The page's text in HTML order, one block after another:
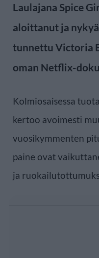
Laulajana Spice
aloittanut ja
tunnettu Victoria
oman Netflix-
Kolmiosaisessa
kertoo avoimesti
vuosikymmenten
paine ovat
ja